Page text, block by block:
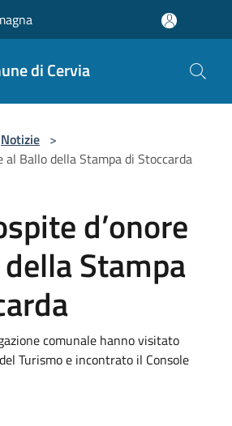
di Cervia
Notizie >
al Ballo della Stampa di Stoccarda
d’onore
Stampa
comunale hanno visitato
Turismo e incontrato il Console